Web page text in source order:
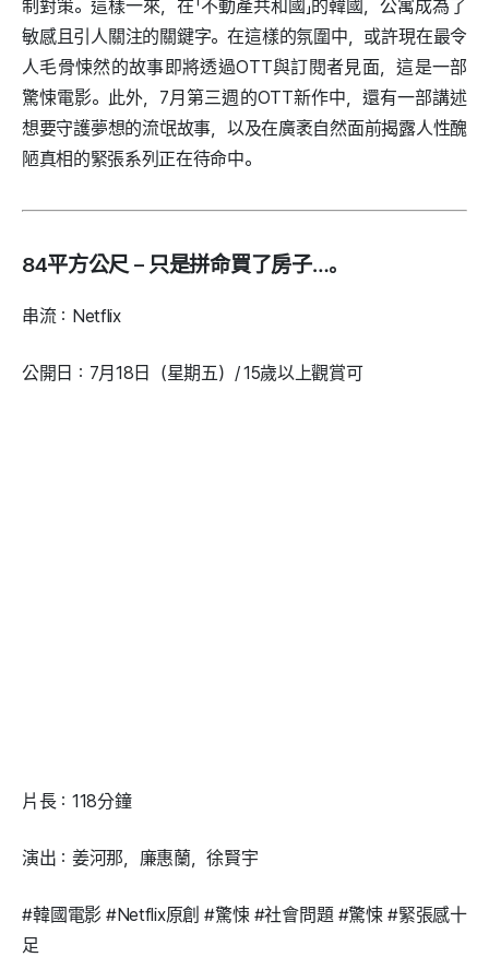
制對策。這樣一來，在「不動產共和國」的韓國，公寓成為了
敏感且引人關注的關鍵字。在這樣的氛圍中，或許現在最令
人毛骨悚然的故事即將透過OTT與訂閱者見面，這是一部
驚悚電影。此外，7月第三週的OTT新作中，還有一部講述
想要守護夢想的流氓故事，以及在廣袤自然面前揭露人性醜
陋真相的緊張系列正在待命中。
84平方公尺 – 只是拼命買了房子…。
串流：Netflix
公開日：7月18日（星期五）/ 15歲以上觀賞可
片長：118分鐘
演出：姜河那，廉惠蘭，徐賢宇
#韓國電影 #Netflix原創 #驚悚 #社會問題 #驚悚 #緊張感十
足